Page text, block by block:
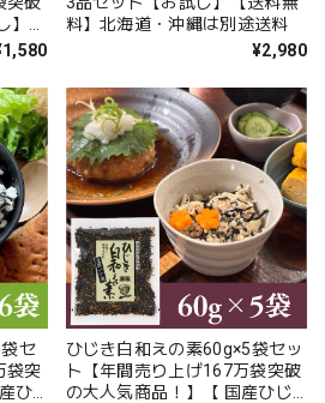
】【
投
料】北海道・沖縄は別途送料
¥2,980
セ
袋突
ひ
ひじき白和えの素60g×5袋セッ
ト【年間売り上げ167万袋突破
の大人気商品！】【 国産ひじ